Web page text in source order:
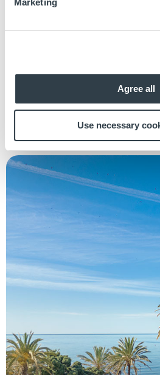
Marketing
Agree all
Use necessary